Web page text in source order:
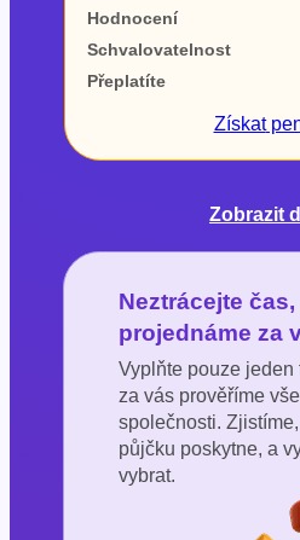
Hodnocení
Schvalovatelnost
Přeplatíte
Získat
Zobrazit
Neztrácejte
projednáme za
Vyplňte pouze jeden
za vás prověříme
společnosti.
půjčku poskytne, a
vybrat.